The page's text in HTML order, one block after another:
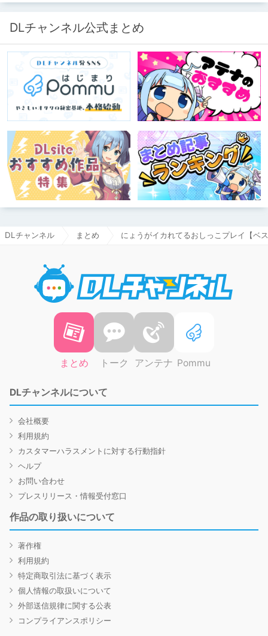
73/novels?p=1
DLチャンネル公式まとめ
DLチャンネル まとめ にょうがイカれてるおしっこプレイ【ベ
まとめ トーク アンテナ Pommu
DLチャンネルについて
会社概要
利用規約
カスタマーハラスメントに対する行動指針
ヘルプ
お問い合わせ
プレスリリース・情報受付窓口
作品の取り扱いについて
著作権
利用規約
特定商取引法に基づく表示
個人情報の取扱いについて
外部送信規律に関する公表
コンプライアンスポリシー